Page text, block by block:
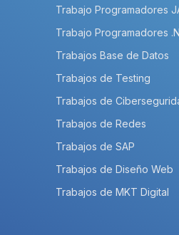
Trabajo Programadores
Trabajo Programadores
Trabajos Base de Datos
Trabajos de Testing
Trabajos de
Trabajos de Redes
Trabajos de SAP
Trabajos de Diseño Web
Trabajos de MKT Digital